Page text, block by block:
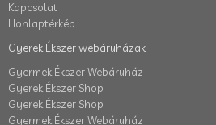
Kapcsolat
Honlaptérkép
Gyerek Ékszer webáruházak
Gyermek Ékszer Webáruház
Gyerek Ékszer Shop
Gyerek Ékszer Shop
Gyermek Ékszer Webáruház